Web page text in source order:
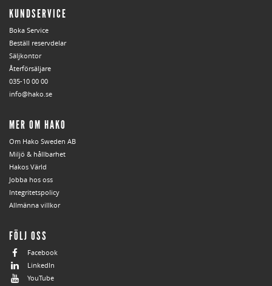
KUNDSERVICE
Boka Service
Beställ reservdelar
Säljkontor
Återförsäljare
035-10 00 00
info@hako.se
MER OM HAKO
Om Hako Sweden AB
Miljö & hållbarhet
Hakos Värld
Jobba hos oss
Integritetspolicy
Allmänna villkor
FÖLJ OSS
Facebook
LinkedIn
YouTube